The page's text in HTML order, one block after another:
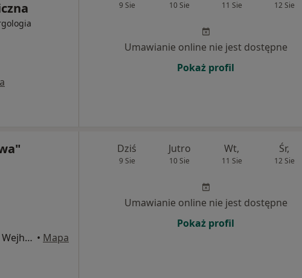
9 Sie 10 Sie 11 Sie 12 Sie
Umawianie online nie jest dostępne
Pokaż profil
ul. Bukowa 2a. I piętro , gab. nr 8, Wejherowo • Mapa
Dziś
9 Sie
Jutro
10 Sie
Wt,
11 Sie
Śr,
12 Sie
Umawianie online nie jest dostępne
Pokaż profil